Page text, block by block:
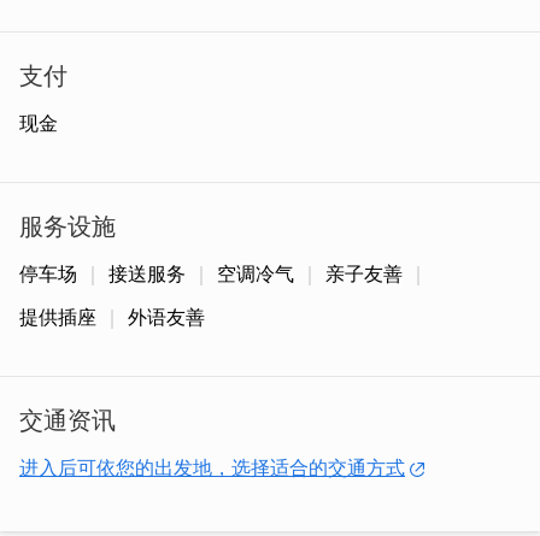
台检查机能、外观是否完整。若有需维护也可到後方维修厂
进行检测！
支付
现金
服务设施
停车场 接送服务 空调冷气 亲子友善
提供插座 外语友善
交通资讯
进入后可依您的出发地，选择适合的交通方式